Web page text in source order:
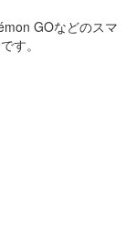
GOなどのスマ
す。